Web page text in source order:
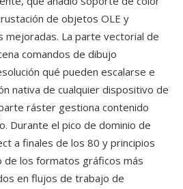
de objetos OLE y
mejoradas. La parte vectorial de
comandos de dibujo
qué pueden escalarse e
nativa de cualquier dispositivo de
ráster gestiona contenido
Durante el pico de dominio de
a finales de los 80 y principios
de los formatos gráficos más
en flujos de trabajo de